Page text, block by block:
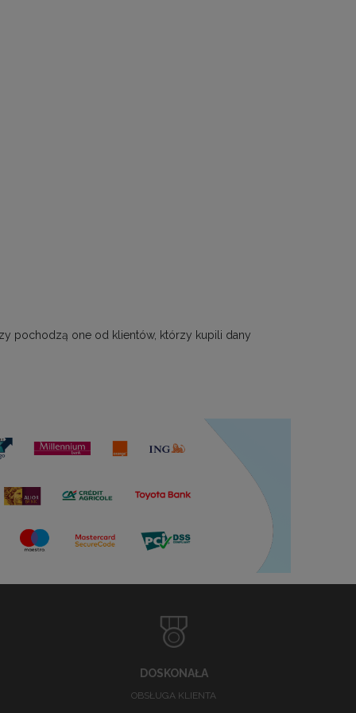
pochodzą one od klientów, którzy kupili dany
DOSKONAŁA
OBSŁUGA KLIENTA